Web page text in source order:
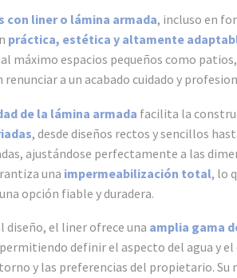
con liner o lámina armada, incluso en
práctica, estética y altamente
máximo espacios pequeños como
renunciar a un acabado cuidado y
de la lámina armada facilita la
, desde diseños rectos y sencillos
ajustándose perfectamente a las
una impermeabilización total, lo
opción fiable y duradera.
diseño, el liner ofrece una amplia gama
definir el aspecto del agua y
y las preferencias del propietario.